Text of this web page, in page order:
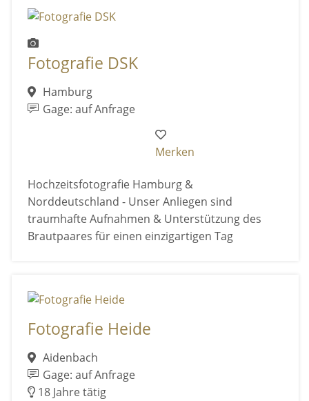
Fotografie DSK
Hamburg
Gage: auf Anfrage
Merken
Hochzeitsfotografie Hamburg &
Norddeutschland - Unser Anliegen sind
traumhafte Aufnahmen & Unterstützung des
Brautpaares für einen einzigartigen Tag
Fotografie Heide
Aidenbach
Gage: auf Anfrage
18 Jahre tätig